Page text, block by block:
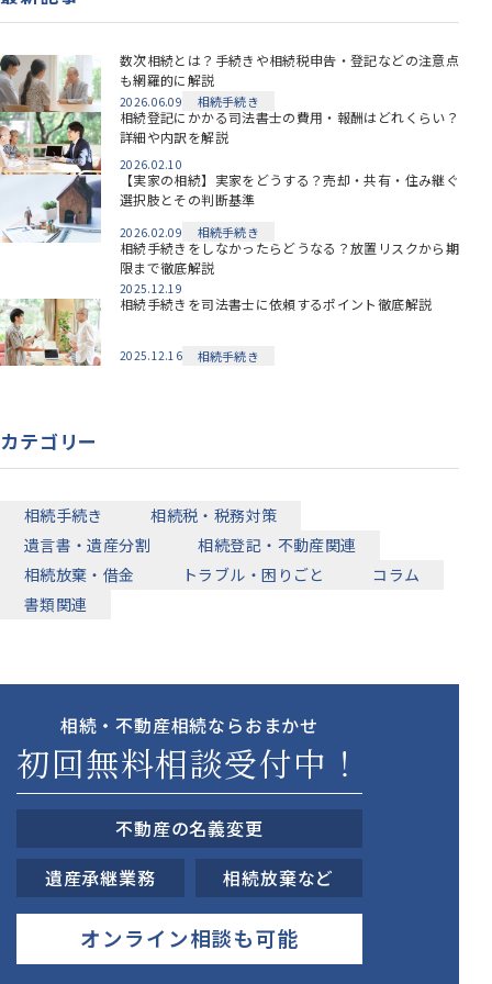
数次相続とは？手続きや相続税申告・登記などの注意点
も網羅的に解説
2026.06.09 相続手続き
相続登記にかかる司法書士の費用・報酬はどれくらい？
詳細や内訳を解説
2026.02.10
【実家の相続】実家をどうする？売却・共有・住み継ぐ
選択肢とその判断基準
2026.02.09 相続手続き
相続手続きをしなかったらどうなる？放置リスクから期
限まで徹底解説
2025.12.19
相続手続きを司法書士に依頼するポイント徹底解説
2025.12.16 相続手続き
カテゴリー
相続手続き
相続税・税務対策
遺言書・遺産分割
相続登記・不動産関連
相続放棄・借金
トラブル・困りごと
コラム
書類関連
相続・不動産相続ならおまかせ
初回無料相談受付中！
不動産の名義変更
遺産承継業務
相続放棄など
オンライン相談も可能